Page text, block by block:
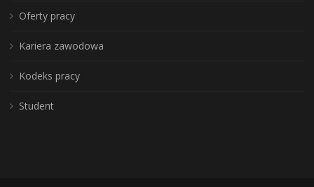
Oferty pracy
Kariera zawodowa
Kodeks pracy
Student